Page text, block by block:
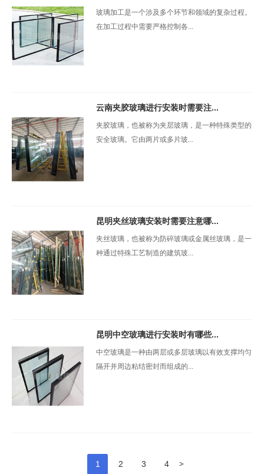
玻璃加工是一个涉及多个环节和领域的复杂过程。
在加工过程中需要严格控制各...
云南夹胶玻璃进行安装时需要注...
夹胶玻璃，也被称为夹层玻璃，是一种特殊类型的
安全玻璃。它由两片或多片玻...
昆明夹丝玻璃安装时需要注意哪...
夹丝玻璃，也被称为防碎玻璃或金属丝玻璃，是一
种通过特殊工艺制造的建筑玻...
昆明中空玻璃进行安装时有哪些...
中空玻璃是一种由两层或多层玻璃以有效支撑均匀
隔开并周边粘结密封而组成的...
1 2 3 4 >